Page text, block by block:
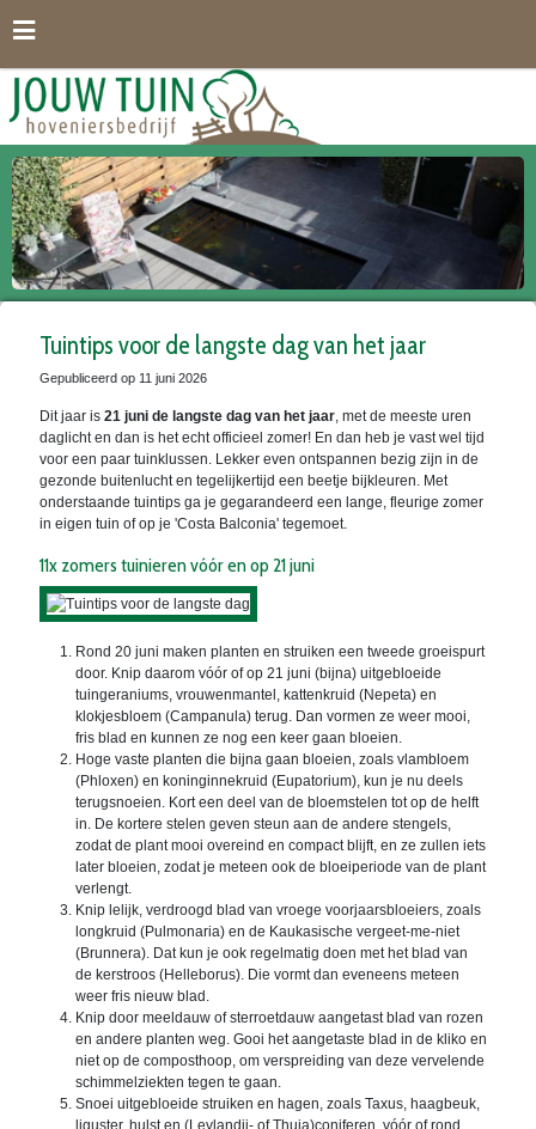
a
Tuintips voor de langste dag van het jaar
Gepubliceerd op 11 juni 2026
Dit jaar is 21 juni de langste dag van het jaar , met de meeste uren
daglicht en dan is het echt officieel zomer! En dan heb je vast wel tijd
voor een paar tuinklussen. Lekker even ontspannen bezig zijn in de
gezonde buitenlucht en tegelijkertijd een beetje bijkleuren. Met
onderstaande tuintips ga je gegarandeerd een lange, fleurige zomer
in eigen tuin of op je 'Costa Balconia' tegemoet.
11x zomers tuinieren vóór en op 21 juni
Rond 20 juni maken planten en struiken een tweede groeispurt
door. Knip daarom vóór of op 21 juni (bijna) uitgebloeide
tuingeraniums, vrouwenmantel, kattenkruid (Nepeta) en
klokjesbloem (Campanula) terug. Dan vormen ze weer mooi,
fris blad en kunnen ze nog een keer gaan bloeien.
Hoge vaste planten die bijna gaan bloeien, zoals vlambloem
(Phloxen) en koninginnekruid (Eupatorium), kun je nu deels
terugsnoeien. Kort een deel van de bloemstelen tot op de helft
in. De kortere stelen geven steun aan de andere stengels,
zodat de plant mooi overeind en compact blijft, en ze zullen iets
later bloeien, zodat je meteen ook de bloeiperiode van de plant
verlengt.
Knip lelijk, verdroogd blad van vroege voorjaarsbloeiers, zoals
longkruid (Pulmonaria) en de Kaukasische vergeet-me-niet
(Brunnera). Dat kun je ook regelmatig doen met het blad van
de kerstroos (Helleborus). Die vormt dan eveneens meteen
weer fris nieuw blad.
Knip door meeldauw of sterroetdauw aangetast blad van rozen
en andere planten weg. Gooi het aangetaste blad in de kliko en
niet op de composthoop, om verspreiding van deze vervelende
schimmelziekten tegen te gaan.
Snoei uitgebloeide struiken en hagen, zoals Taxus, haagbeuk,
liguster, hulst en (Leylandii- of Thuja)coniferen, vóór of rond